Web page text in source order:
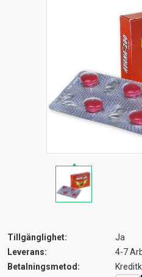
Tillgänglighet:
Ja
Leverans:
4-7
Betalningsmetod: